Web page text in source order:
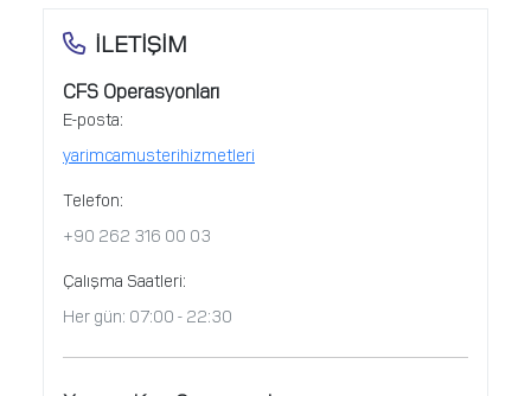
İLETİŞİM
CFS Operasyonları
E-posta:
yarimcamusterihizmetleri
Telefon:
+90 262 316 00 03
Çalışma Saatleri:
Her gün: 07:00 - 22:30